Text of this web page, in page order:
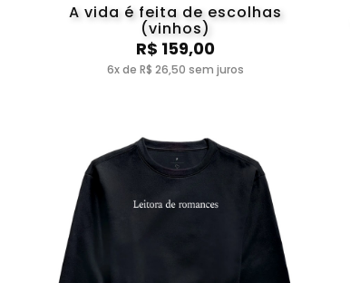
A vida é feita de escolhas
(vinhos)
R$ 159,00
6x de R$ 26,50 sem juros